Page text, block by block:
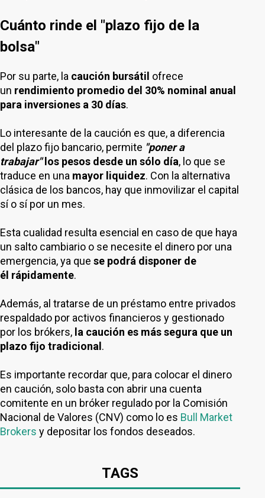
Cuánto rinde el "plazo fijo de la
bolsa"
Por su parte, la caución bursátil ofrece
un rendimiento promedio del 30% nominal anual
para inversiones a 30 días.
Lo interesante de la caución es que, a diferencia
del plazo fijo bancario, permite "poner a
trabajar" los pesos desde un sólo día, lo que se
traduce en una mayor liquidez. Con la alternativa
clásica de los bancos, hay que inmovilizar el capital
sí o sí por un mes.
Esta cualidad resulta esencial en caso de que haya
un salto cambiario o se necesite el dinero por una
emergencia, ya que se podrá disponer de
él rápidamente.
Además, al tratarse de un préstamo entre privados
respaldado por activos financieros y gestionado
por los brókers, la caución es más segura que un
plazo fijo tradicional .
Es importante recordar que, para colocar el dinero
en caución, solo basta con abrir una cuenta
comitente en un bróker regulado por la Comisión
Nacional de Valores (CNV) como lo es Bull Market
Brokers y depositar los fondos deseados.
TAGS